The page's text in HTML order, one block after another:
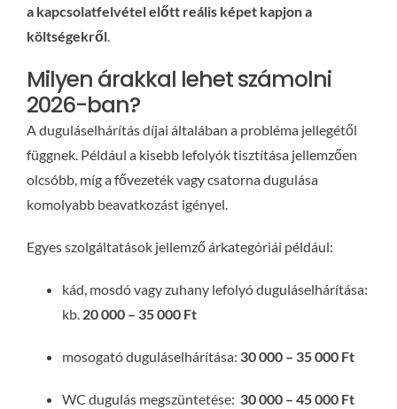
a kapcsolatfelvétel előtt reális képet kapjon a
költségekről.
Milyen árakkal lehet számolni
2026-ban?
A duguláselhárítás díjai általában a probléma jellegétől
függnek. Például a kisebb lefolyók tisztítása jellemzően
olcsóbb, míg a fővezeték vagy csatorna dugulása
komolyabb beavatkozást igényel.
Egyes szolgáltatások jellemző árkategóriái például:
kád, mosdó vagy zuhany lefolyó duguláselhárítása:
kb. 20 000 – 35 000 Ft
mosogató duguláselhárítása: 30000 – 35 000 Ft
WC dugulás megszüntetése: 30 000 – 45 000 Ft